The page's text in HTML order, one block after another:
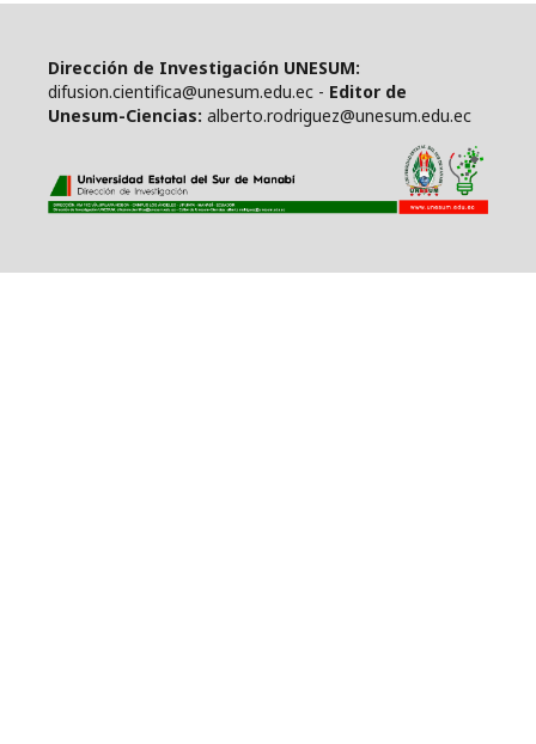
Dirección de Investigación UNESUM:
difusion.cientifica@unesum.edu.ec - Editor de
Unesum-Ciencias: alberto.rodriguez@unesum.edu.ec